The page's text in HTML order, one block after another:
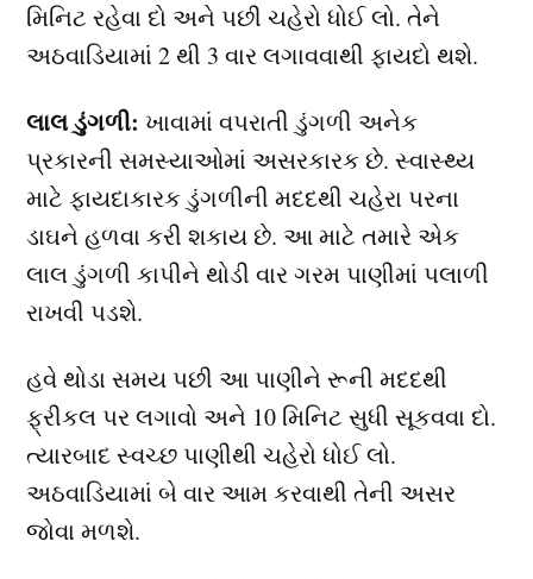
મિનિટ રહેવા દો અને પછી ચહેરો ધોઈ લો. તેને
અઠવાડિયામાં 2 થી 3 વાર લગાવવાથી ફાયદો થશે.
લાલ ડુંગળી: ખાવામાં વપરાતી ડુંગળી અનેક
પ્રકારની સમસ્યાઓમાં અસરકારક છે. સ્વાસ્થ્ય
માટે ફાયદાકારક ડુંગળીની મદદથી ચહેરા પરના
ડાઘને હળવા કરી શકાય છે. આ માટે તમારે એક
લાલ ડુંગળી કાપીને થોડી વાર ગરમ પાણીમાં પલાળી
રાખવી પડશે.
હવે થોડા સમય પછી આ પાણીને રૂની મદદથી
ફ્રીકલ પર લગાવો અને 10 મિનિટ સુધી સૂકવવા દો.
ત્યારબાદ સ્વચ્છ પાણીથી ચહેરો ધોઈ લો.
અઠવાડિયામાં બે વાર આમ કરવાથી તેની અસર
જોવા મળશે.